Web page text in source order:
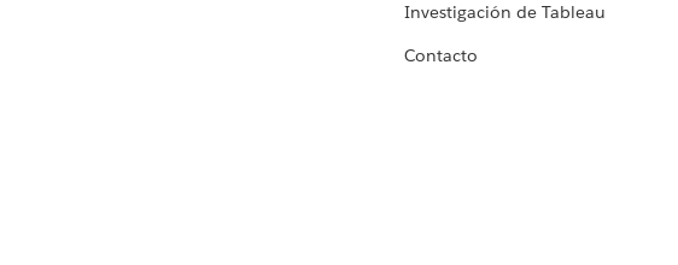
Investigación de Tableau
Contacto